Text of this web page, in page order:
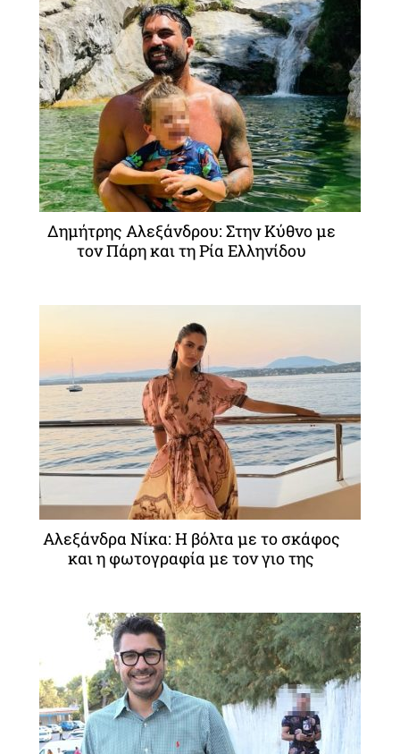
Δημήτρης Αλεξάνδρου: Στην Κύθνο με
τον Πάρη και τη Ρία Ελληνίδου
Αλεξάνδρα Νίκα: Η βόλτα με το σκάφος
και η φωτογραφία με τον γιο της